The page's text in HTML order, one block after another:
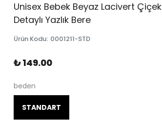
Unisex Bebek Beyaz Lacivert Çiçek
Detaylı Yazlık Bere
Ürün Kodu: 0001211-STD
₺ 149.00
beden
STANDART